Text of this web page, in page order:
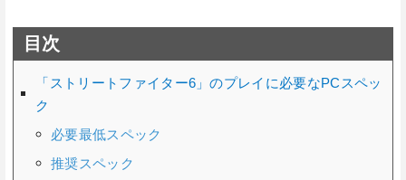
目次
「ストリートファイター6」のプレイに必要なPCスペッ
ク
必要最低スペック
推奨スペック